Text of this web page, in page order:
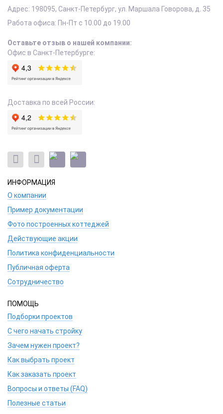
Адрес: 198095, Санкт-Петербург, ул. Маршала Говорова, д. 35
Работа офиса: Пн-Пт с 10.00 до 19.00
Оставьте отзыв о нашей компании:
Офис в Санкт-Петербурге:
Доставка по всей России:
ИНФОРМАЦИЯ
О компании
Пример документации
Фото построенных коттеджей
Действующие акции
Политика конфиденциальности
Публичная оферта
Сотрудничество
ПОМОЩЬ
Подборки проектов
С чего начать стройку
Зачем нужен проект?
Как выбрать проект
Как заказать проект
Вопросы и ответы (FAQ)
Полезные статьи